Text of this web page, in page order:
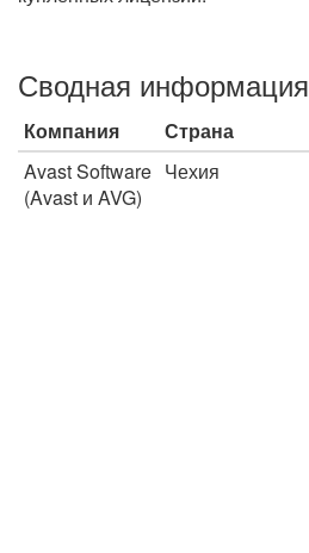
Сводная информация
Компания Страна
Avast Software
(Avast и AVG)
Чехия